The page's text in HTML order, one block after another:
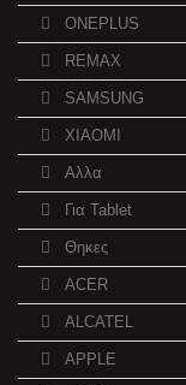
ONEPLUS
REMAX
SAMSUNG
XIAOMI
Αλλα
Για Tablet
Θηκες
ACER
ALCATEL
APPLE